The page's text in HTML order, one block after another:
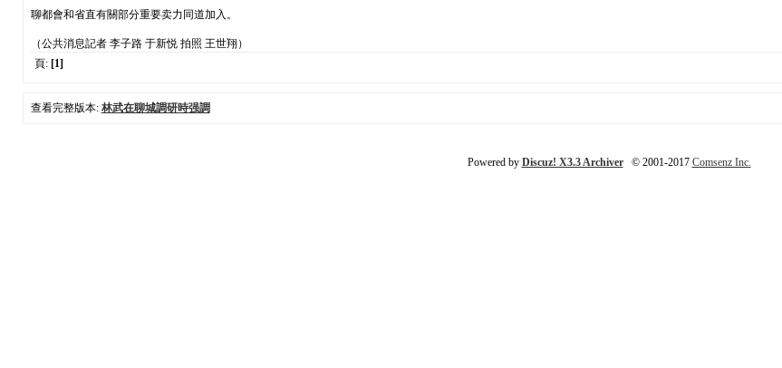
聊都會和省直有關部分重要卖力同道加入。
（公共消息記者 李子路 于新悦 拍照 王世翔）
頁: [1]
查看完整版本: 林武在聊城調研時强調
Powered by Discuz! X3.3 Archiver© 2001-2017 Comsenz Inc.